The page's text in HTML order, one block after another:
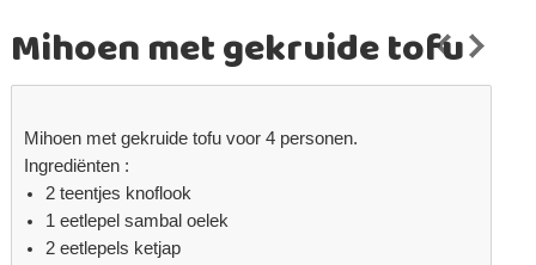
Mihoen met gekruide tofu
Mihoen met gekruide tofu voor 4 personen.
Ingrediënten :
2 teentjes knoflook
1 eetlepel sambal oelek
2 eetlepels ketjap